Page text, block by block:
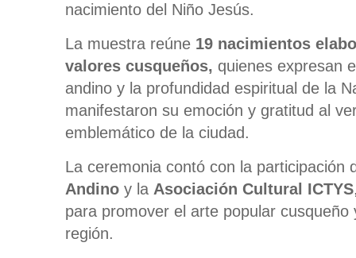
nacimiento del Niño Jesús.
La muestra reúne 19 nacimientos
valores cusqueños, quienes expresan
andino y la profundidad espiritual de la
manifestaron su emoción y gratitud al
emblemático de la ciudad.
La ceremonia contó con la participación
Andino y la Asociación Cultural ICTYS
para promover el arte popular
región.